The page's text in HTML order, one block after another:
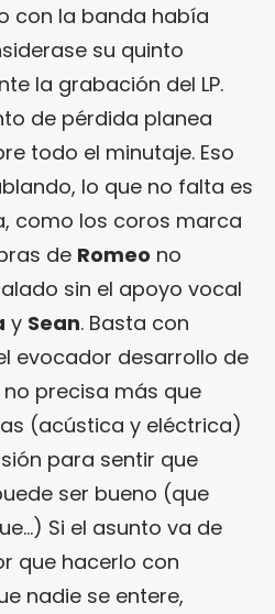
con la banda había
su quinto
la grabación del LP.
de pérdida planea
todo el minutaje. Eso
lo que no falta es
como los coros marca
de Romeo no
sin el apoyo vocal
y Sean. Basta con
evocador desarrollo de
no precisa más que
(acústica y eléctrica)
para sentir que
ser bueno (que
Si el asunto va de
que hacerlo con
nadie se entere,